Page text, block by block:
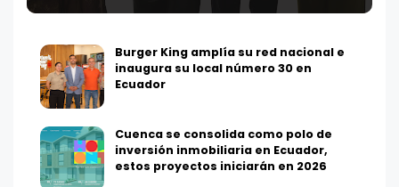
Burger King amplía su red nacional e
inaugura su local número 30 en
Ecuador
Cuenca se consolida como polo de
inversión inmobiliaria en Ecuador,
estos proyectos iniciarán en 2026